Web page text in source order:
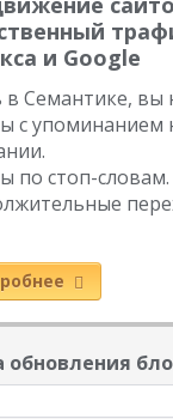
и Google
в Семантике, вы
с упоминанием
по стоп-словам.